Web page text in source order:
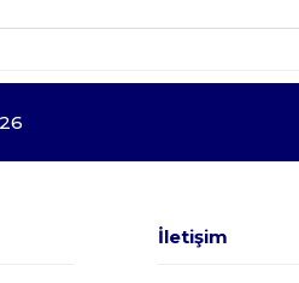
İletişim